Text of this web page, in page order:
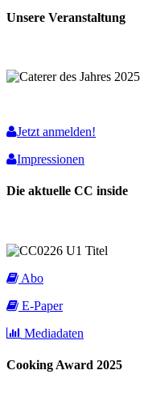
Unsere Veranstaltung
Jetzt anmelden!
Impressionen
Die aktuelle CC inside
Abo
E-Paper
Mediadaten
Cooking Award 2025